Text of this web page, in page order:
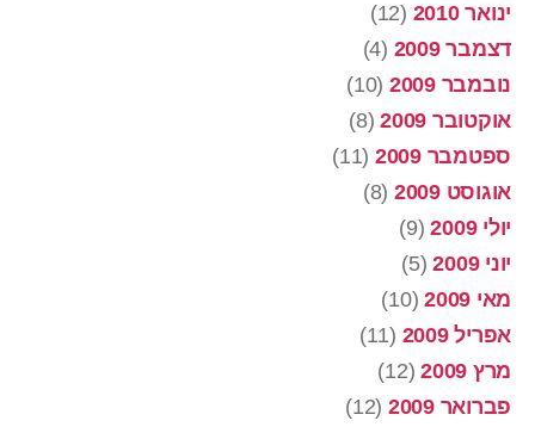
ינואר 2010
(12)
דצמבר 2009
(4)
נובמבר 2009
(10)
אוקטובר 2009
(8)
ספטמבר 2009
(11)
אוגוסט 2009
(8)
יולי 2009
(9)
יוני 2009
(5)
מאי 2009
(10)
אפריל 2009
(11)
מרץ 2009
(12)
פברואר 2009
(12)